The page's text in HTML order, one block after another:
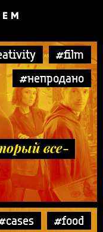
#film
#непродано
все-
#food